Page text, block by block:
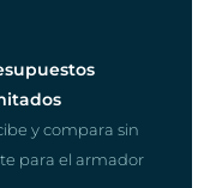
y compara sin
para el armador